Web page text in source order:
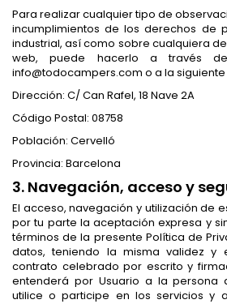
Para realizar cualquier tipo de
incumplimientos de los derechos de
industrial, así como sobre cualquiera
web, puede hacerlo a través
info@todocampers.com o a la
Dirección: C/ Can Rafel, 18 Nave 2A
Código Postal: 08758
Población: Cervelló
Provincia: Barcelona
3. Navegación, acceso y
El acceso, navegación y utilización de
por tu parte la aceptación expresa y
términos de la presente Política de
datos, teniendo la misma validez y
contrato celebrado por escrito y
entenderá por Usuario a la persona
utilice o participe en los servicios y